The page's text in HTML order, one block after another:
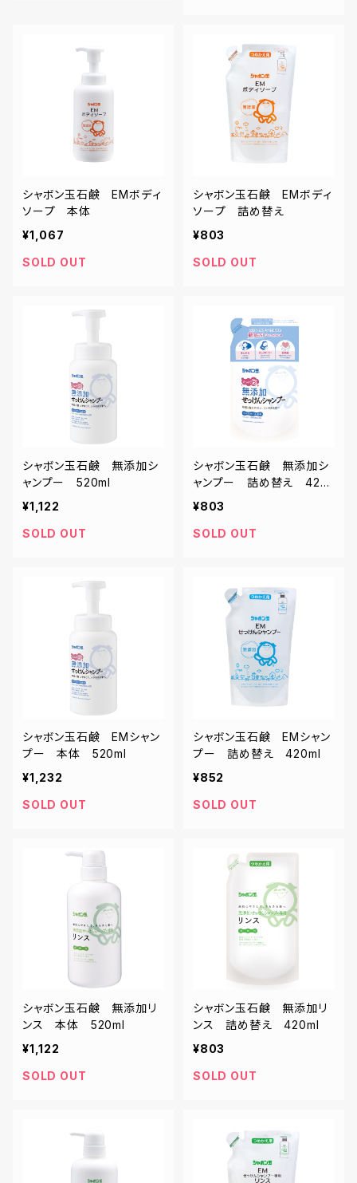
シャボン玉石鹸 EMボディ
ソープ 本体
¥1,067
SOLD OUT
シャボン玉石鹸 EMボディ
ソープ 詰め替え
¥803
SOLD OUT
シャボン玉石鹸 無添加シ
ャンプー 520ml
¥1,122
SOLD OUT
シャボン玉石鹸 無添加シ
ャンプー 詰め替え 420
ml
¥803
SOLD OUT
シャボン玉石鹸 EMシャン
プー 本体 520ml
¥1,232
SOLD OUT
シャボン玉石鹸 EMシャン
プー 詰め替え 420ml
¥852
SOLD OUT
シャボン玉石鹸 無添加リ
ンス 本体 520ml
¥1,122
SOLD OUT
シャボン玉石鹸 無添加リ
ンス 詰め替え 420ml
¥803
SOLD OUT